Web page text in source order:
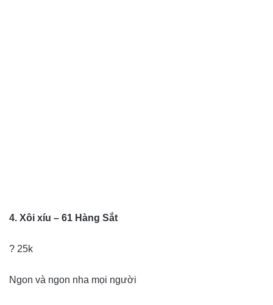
4. Xôi xíu – 61 Hàng Sắt
? 25k
Ngon và ngon nha mọi người